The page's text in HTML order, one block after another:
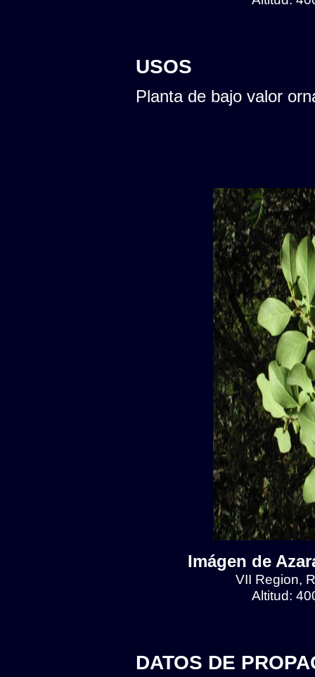
USOS
Planta de bajo valor
Imágen de
VII Region,
Altitud:
DATOS DE